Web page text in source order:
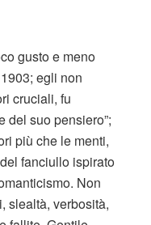
gusto e meno
egli non
cruciali, fu
del suo pensiero”;
più che le menti,
fanciullo ispirato
Non
slealtà, verbosità,